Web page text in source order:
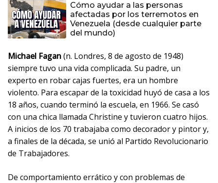
Cómo ayudar a las personas
afectadas por los terremotos en
Venezuela (desde cualquier parte
del mundo)
Michael Fagan(n. Londres, 8 de agosto de 1948)
siempre tuvo una vida complicada. Su padre, un
experto en robar cajas fuertes, era un hombre
violento. Para escapar de la toxicidad huyó de casa a los
18 años, cuando terminó la escuela, en 1966. Se casó
con una chica llamada Christine y tuvieron cuatro hijos.
A inicios de los 70 trabajaba como decorador y pintor y,
a finales de la década, se unió al Partido Revolucionario
de Trabajadores.
De comportamiento errático y con problemas de